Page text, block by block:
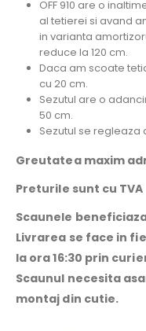
OFF 910 are o
al tetierei si avand
in varianta
reduce la 120 cm.
Daca am scoate
cu 20 cm.
Sezutul are o
50 cm.
Sezutul se regleaza
Greutatea maxim
Preturile sunt cu TVA
Scaunele
Livrarea se face in
la ora 16:30 prin
Scaunul necesita
montaj din cutie.